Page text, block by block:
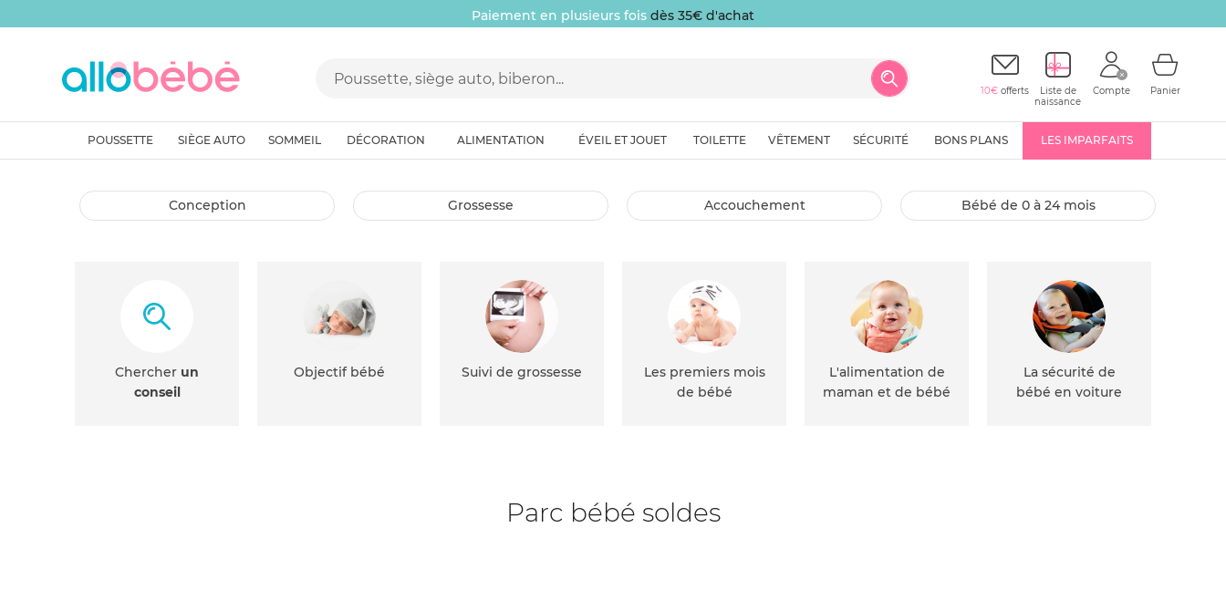
Paiement en plusieurs fois dès 35€ d'achat
10€ offerts
Liste de
naissance
Compte Panier
POUSSETTE SIÈGE AUTO SOMMEIL DÉCORATION ALIMENTATION ÉVEIL ET JOUET TOILETTE VÊTEMENT SÉCURITÉ BONS PLANS LES IMPARFAITS
conception grossesse accouchement bébé de 0 à 24 mois
Chercher un
conseil
Objectif bébé Suivi de grossesse
Les premiers mois
de bébé
L'alimentation de
maman et de bébé
La sécurité de
bébé en voiture
Parc bébé soldes